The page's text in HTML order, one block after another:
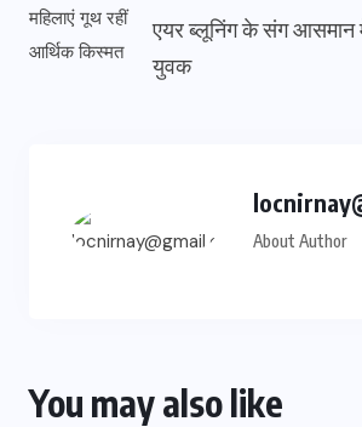
एयर ब्लूनिंग के संग आसमान
युवक
About Author
You may also like